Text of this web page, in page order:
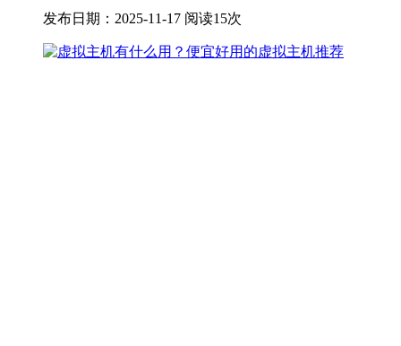
发布日期：2025-11-17 阅读15次